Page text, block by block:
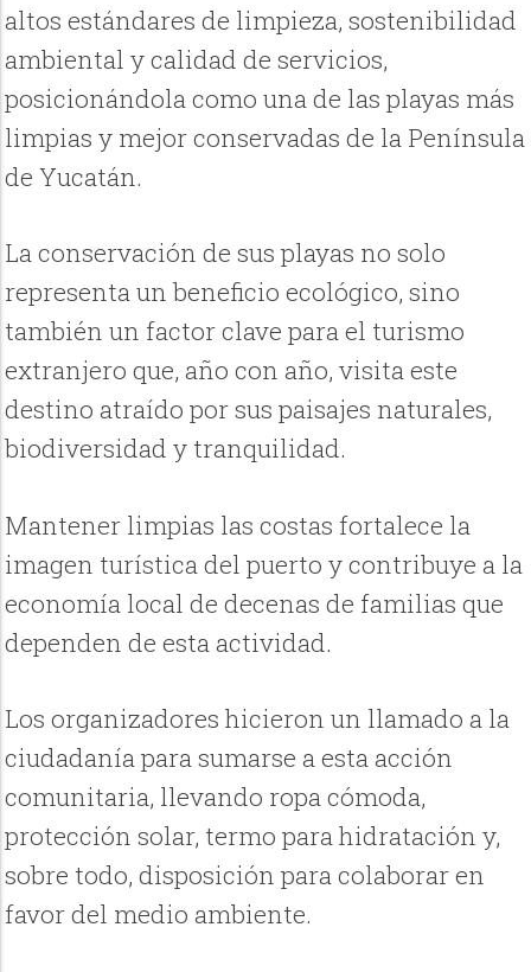
altos estándares de limpieza, sostenibilidad
ambiental y calidad de servicios,
posicionándola como una de las playas más
limpias y mejor conservadas de la Península
de Yucatán.
La conservación de sus playas no solo
representa un beneficio ecológico, sino
también un factor clave para el turismo
extranjero que, año con año, visita este
destino atraído por sus paisajes naturales,
biodiversidad y tranquilidad.
Mantener limpias las costas fortalece la
imagen turística del puerto y contribuye a la
economía local de decenas de familias que
dependen de esta actividad.
Los organizadores hicieron un llamado a la
ciudadanía para sumarse a esta acción
comunitaria, llevando ropa cómoda,
protección solar, termo para hidratación y,
sobre todo, disposición para colaborar en
favor del medio ambiente.